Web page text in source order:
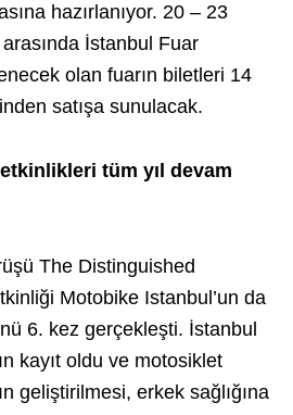
hazırlanıyor. 20 – 23
İstanbul Fuar
olan fuarın biletleri 14
satışa sunulacak.
tüm yıl devam
The Distinguished
Motobike Istanbul’un da
6. kez gerçekleşti. İstanbul
kayıt oldu ve motosiklet
geliştirilmesi, erkek sağlığına